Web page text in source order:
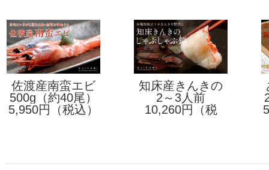
佐渡産南蛮エビ
（甘エビ）
500g（約40尾）
5,950円（税込）
知床産きんきの
しゃぶしゃぶ鍋
2～3人前
10,260円（税